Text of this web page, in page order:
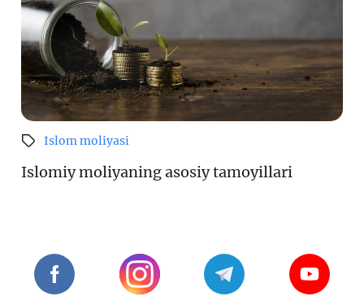
Islom moliyasi
Islomiy moliyaning asosiy tamoyillari